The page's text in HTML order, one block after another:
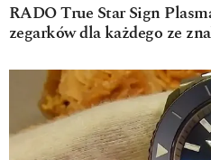
RADO True Star Sign
zegarków dla każdego ze